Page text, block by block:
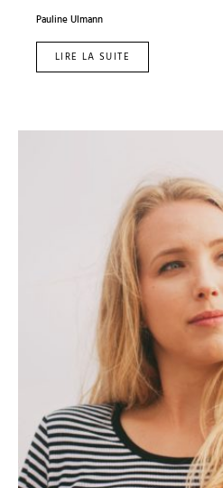
Pauline Ulmann
LIRE LA SUITE